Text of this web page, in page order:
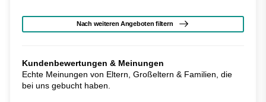
Nach weiteren Angeboten filtern
Kundenbewertungen & Meinungen
Echte Meinungen von Eltern, Großeltern & Familien, die
bei uns gebucht haben.